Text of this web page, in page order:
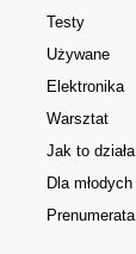
Testy
Używane
Elektronika
Warsztat
Jak to działa
Dla młodych
Prenumerata